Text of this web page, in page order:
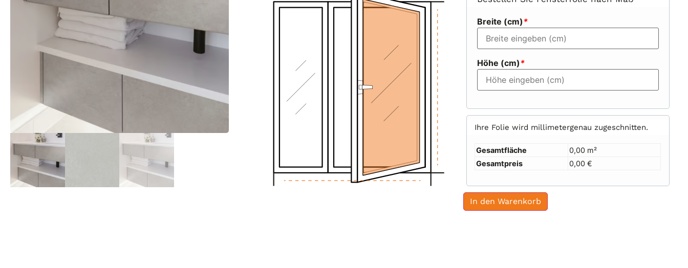
Breite (cm) *
Höhe (cm) *
Ihre Folie wird millimetergenau zugeschnitten.
Gesamtfläche
0,00 m²
Gesamtpreis
0,00 €
In den Warenkorb